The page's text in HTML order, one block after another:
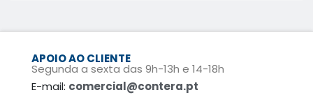
APOIO AO CLIENTE
Segunda a sexta das 9h-13h e 14-18h
E-mail: comercial@contera.pt